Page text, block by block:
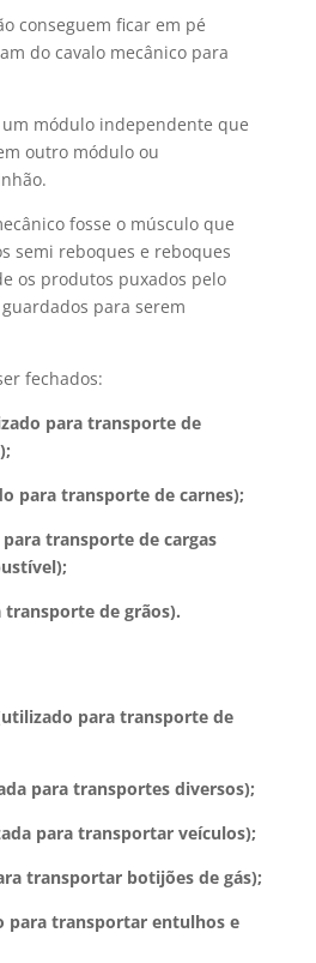
conseguem ficar em pé
do cavalo mecânico para
um módulo independente que
outro módulo ou
fosse o músculo que
semi reboques e reboques
os produtos puxados pelo
para serem
fechados:
para transporte de
para transporte de carnes);
transporte de cargas
de grãos).
para transporte de
para transportes diversos);
para transportar veículos);
transportar botijões de gás);
para transportar entulhos e